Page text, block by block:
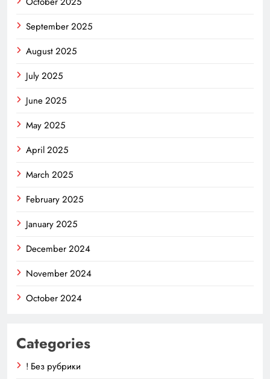
September 2025
August 2025
July 2025
June 2025
May 2025
April 2025
March 2025
February 2025
January 2025
December 2024
November 2024
October 2024
Categories
! Без рубрики